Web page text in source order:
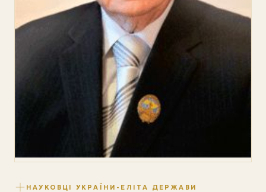
НАУКОВЦІ УКРАЇНИ-ЕЛІТА ДЕРЖАВИ